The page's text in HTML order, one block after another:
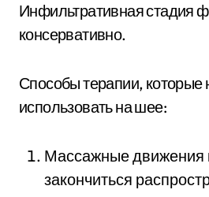
Инфильтративная стадия
консервативно.
Способы терапии, которые
использовать на шее:
Массажные движения
закончиться